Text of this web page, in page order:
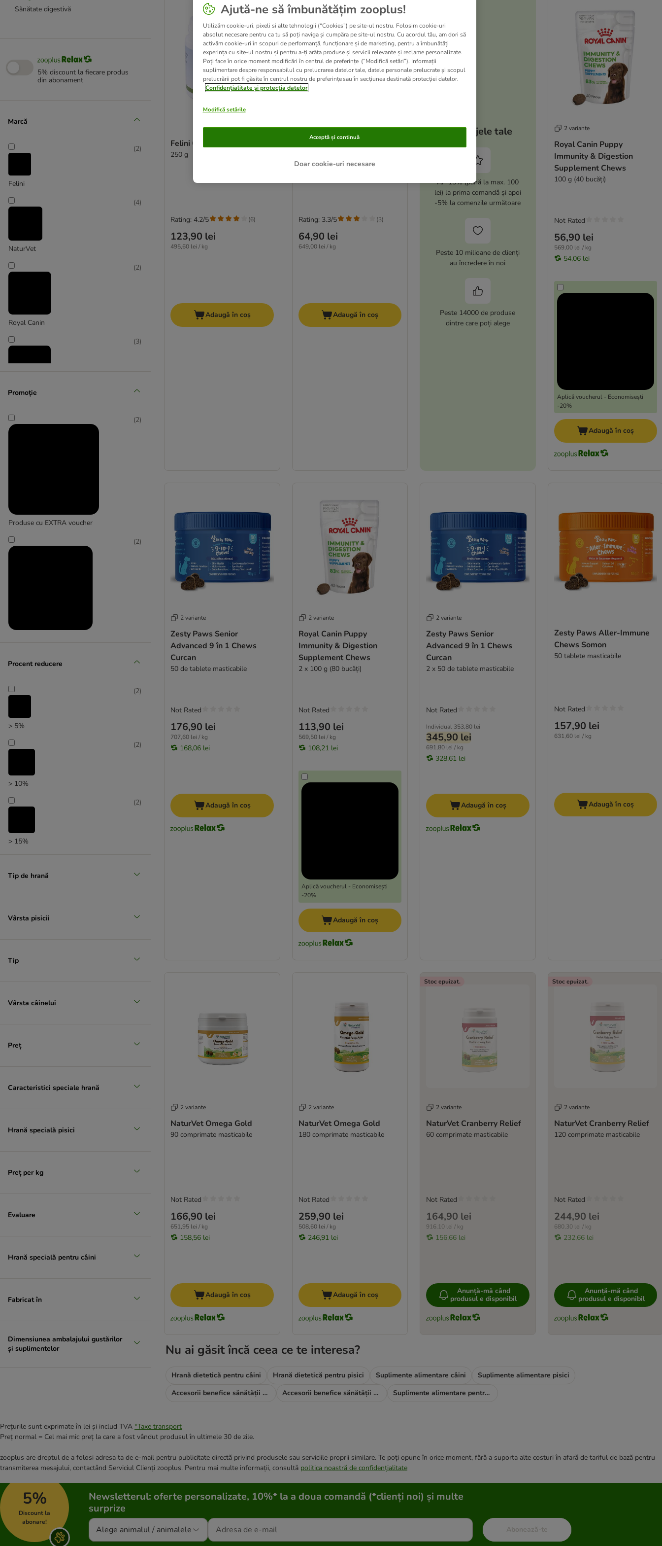
Sănătate digestivă
5% discount la fiecare produs
din abonament
Marcă
Felini
(2)
NaturVet
(4)
Royal Canin
(2)
Zesty Paws
(3)
Promoție
Produse cu EXTRA voucher
(2)
(2)
Procent reducere
> 5%
(2)
> 10%
(2)
> 15%
(2)
Tip de hrană
Vârsta pisicii
Tip
Vârsta câinelui
Preț
Caracteristici speciale hrană
Hrană specială pisici
Preț per kg
Evaluare
Hrană specială pentru câini
Fabricat în
Dimensiunea ambalajului gustărilor
și suplimentelor
Felini Complete
250 g
123,90 lei
495,60 lei / kg
Rating: 4.2/5 (6)
Adaugă în coș
Felini Taurină
64,90 lei
649,00 lei / kg
Rating: 3.3/5 (3)
Adaugă în coș
Avantajele tale
Ai -15% (până la max. 100
lei) la prima comandă și apoi
-5% la comenzile următoare
Peste 10 milioane de clienți
au încredere în noi
Peste 14000 de produse
dintre care poți alege
2 variante
Royal Canin Puppy
Immunity & Digestion
Supplement Chews
100 g (40 bucăți)
56,90 lei
569,00 lei / kg
54,06 lei
Aplică voucherul - Economisești
-20%
Not Rated
Adaugă în coș
2 variante
Zesty Paws Senior
Advanced 9 în 1 Chews
Curcan
50 de tablete masticabile
176,90 lei
707,60 lei / kg
168,06 lei
Not Rated
Adaugă în coș
2 variante
Royal Canin Puppy
Immunity & Digestion
Supplement Chews
2 x 100 g (80 bucăți)
113,90 lei
569,50 lei / kg
108,21 lei
Aplică voucherul - Economisești
-20%
Not Rated
Adaugă în coș
2 variante
Zesty Paws Senior
Advanced 9 în 1 Chews
Curcan
2 x 50 de tablete masticabile
Individual 353,80 lei
345,90 lei
691,80 lei / kg
328,61 lei
Not Rated
Adaugă în coș
Zesty Paws Aller-Immune
Chews Somon
50 tablete masticabile
157,90 lei
631,60 lei / kg
Not Rated
Adaugă în coș
2 variante
NaturVet Omega Gold
90 comprimate masticabile
166,90 lei
651,95 lei / kg
158,56 lei
Not Rated
Adaugă în coș
2 variante
NaturVet Omega Gold
180 comprimate masticabile
259,90 lei
508,60 lei / kg
246,91 lei
Not Rated
Adaugă în coș
Stoc epuizat.
2 variante
NaturVet Cranberry Relief
60 comprimate masticabile
164,90 lei
916,10 lei / kg
156,66 lei
Not Rated
Anunță-mă când
produsul e disponibil
Stoc epuizat.
2 variante
NaturVet Cranberry Relief
120 comprimate masticabile
244,90 lei
680,30 lei / kg
232,66 lei
Not Rated
Anunță-mă când
produsul e disponibil
Nu ai găsit încă ceea ce te interesa?
Hrană dietetică pentru câini Hrană dietetică pentru pisici Suplimente alimentare câini
Suplimente alimentare pisici
Accesorii benefice sănătății câinilor
Accesorii benefice sănătății pisicilor Suplimente alimentare pentru nevoi speciale
Prețurile sunt exprimate în lei și includ TVA *Taxe transport
Preț normal = Cel mai mic preț la care a fost vândut produsul în ultimele 30 de zile.
zooplus are dreptul de a folosi adresa ta de e-mail pentru publicitate directă privind produsele sau serviciile proprii similare. Te poți opune în orice moment, fără a suporta alte costuri în afară de tariful de bază pentru
transmiterea mesajului, contactând Serviciul Clienți zooplus. Pentru mai multe informații, consultă politica noastră de confidențialitate
5%
Discount la
abonare!
Newsletterul: oferte personalizate, 10%* la a doua comandă (*clienți noi) și multe
surprize
Alege animalul / animalele Abonează-te
Ajută-ne să îmbunătățim zooplus!
Utilizăm cookie-uri, pixeli si alte tehnologii (“Cookies”) pe site-ul nostru. Folosim cookie-uri
absolut necesare pentru ca tu să poți naviga și cumpăra pe site-ul nostru. Cu acordul tău, am dori să
activăm cookie-uri în scopuri de performanță, funcționare și de marketing, pentru a îmbunătăți
experința cu site-ul nostru și pentru a-ți arăta produse și servicii relevante și reclame personalizate.
Poți face în orice moment modificări în centrul de preferințe (“Modifică setări”). Informații
suplimentare despre responsabilul cu prelucrarea datelor tale, datele personale prelucrate și scopul
prelucrării pot fi găsite în centrul nostru de preferințe sau în secțiunea destinată protecției datelor.
Confidențialitate și protecția datelor
Modifică setările
Doar cookie-uri necesare
Acceptă și continuă